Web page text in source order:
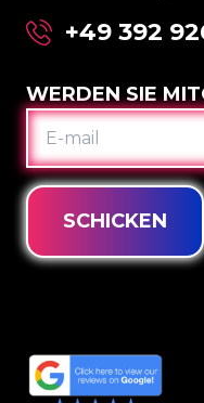
+49 392
WERDEN SIE
E-
MAIL
SCHICKEN